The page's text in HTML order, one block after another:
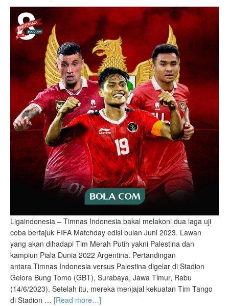
Ligaindonesia – Timnas Indonesia bakal melakoni dua laga uji
coba bertajuk FIFA Matchday edisi bulan Juni 2023. Lawan
yang akan dihadapi Tim Merah Putih yakni Palestina dan
kampiun Piala Dunia 2022 Argentina. Pertandingan
antara Timnas Indonesia versus Palestina digelar di Stadion
Gelora Bung Tomo (GBT), Surabaya, Jawa Timur, Rabu
(14/6/2023). Setelah itu, mereka menjajal kekuatan Tim Tango
di Stadion … [Read more…]